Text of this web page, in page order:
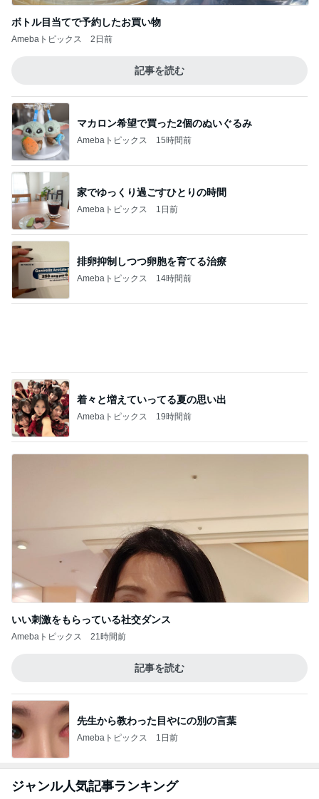
ボトル目当てで予約したお買い物
Amebaトピックス 2日前
記事を読む
マカロン希望で買った2個のぬいぐるみ
Amebaトピックス 15時間前
家でゆっくり過ごすひとりの時間
Amebaトピックス 1日前
排卵抑制しつつ卵胞を育てる治療
Amebaトピックス 14時間前
着々と増えていってる夏の思い出
Amebaトピックス 19時間前
いい刺激をもらっている社交ダンス
Amebaトピックス 21時間前
記事を読む
先生から教わった目やにの別の言葉
Amebaトピックス 1日前
ジャンル人気記事ランキング